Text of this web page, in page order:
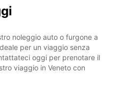
noleggio auto o furgone a
per un viaggio senza
oggi per prenotare il
viaggio in Veneto con